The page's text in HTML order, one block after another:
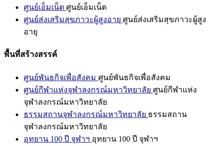
ศูนย์เอ็มเน็ต ศูนย์เอ็มเน็ต
ศูนย์ส่งเสริมสุขภาวะผู้สูงอายุ ศูนย์ส่งเสริมสุขภาวะผู้สูง
อายุ
พื้นที่สร้างสรรค์
ศูนย์พันธกิจเพื่อสังคม ศูนย์พันธกิจเพื่อสังคม
ศูนย์กีฬาแห่งจุฬาลงกรณ์มหาวิทยาลัย ศูนย์กีฬาแห่ง
จุฬาลงกรณ์มหาวิทยาลัย
ธรรมสถานจุฬาลงกรณ์มหาวิทยาลัย ธรรมสถาน
จุฬาลงกรณ์มหาวิทยาลัย
อุทยาน 100 ปี จุฬาฯ อุทยาน 100 ปี จุฬาฯ